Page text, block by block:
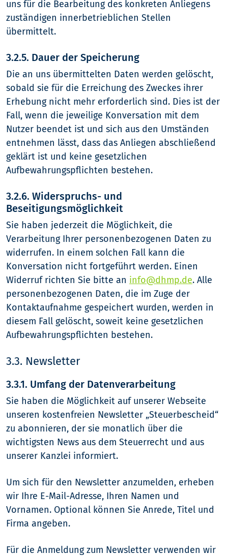
uns für die Bearbeitung des konkreten Anliegens
zuständigen innerbetrieblichen Stellen
übermittelt.
3.2.5. Dauer der Speicherung
Die an uns übermittelten Daten werden gelöscht,
sobald sie für die Erreichung des Zweckes ihrer
Erhebung nicht mehr erforderlich sind. Dies ist der
Fall, wenn die jeweilige Konversation mit dem
Nutzer beendet ist und sich aus den Umständen
entnehmen lässt, dass das Anliegen abschließend
geklärt ist und keine gesetzlichen
Aufbewahrungspflichten bestehen.
3.2.6. Widerspruchs- und
Beseitigungsmöglichkeit
Sie haben jederzeit die Möglichkeit, die
Verarbeitung Ihrer personenbezogenen Daten zu
widerrufen. In einem solchen Fall kann die
Konversation nicht fortgeführt werden. Einen
Widerruf richten Sie bitte an info@dhmp.de. Alle
personenbezogenen Daten, die im Zuge der
Kontaktaufnahme gespeichert wurden, werden in
diesem Fall gelöscht, soweit keine gesetzlichen
Aufbewahrungspflichten bestehen.
3.3. Newsletter
3.3.1. Umfang der Datenverarbeitung
Sie haben die Möglichkeit auf unserer Webseite
unseren kostenfreien Newsletter „Steuerbescheid“
zu abonnieren, der sie monatlich über die
wichtigsten News aus dem Steuerrecht und aus
unserer Kanzlei informiert.
Um sich für den Newsletter anzumelden, erheben
wir Ihre E-Mail-Adresse, Ihren Namen und
Vornamen. Optional können Sie Anrede, Titel und
Firma angeben.
Für die Anmeldung zum Newsletter verwenden wir